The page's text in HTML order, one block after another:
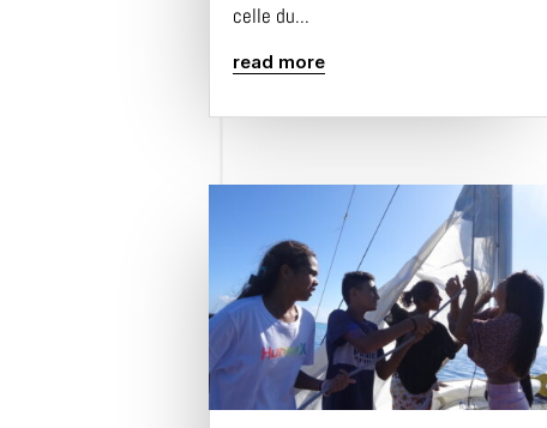
celle du...
read more